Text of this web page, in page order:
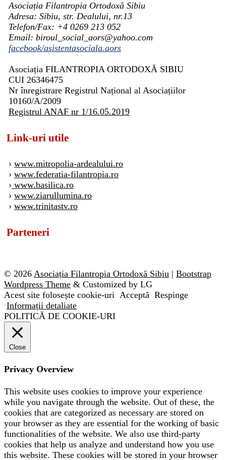
Asociația Filantropia Ortodoxă Sibiu
Adresa: Sibiu, str. Dealului, nr.13
Telefon/Fax: +4 0269 213 052
Email: biroul_social_aors@yahoo.com
facebook/asistentasociala.aors
Asociația FILANTROPIA ORTODOXĂ SIBIU
CUI 26346475
Nr înregistrare Registrul Național al Asociațiilor
10160/A/2009
Registrul ANAF nr 1/16.05.2019
Link-uri utile
› www.mitropolia-ardealului.ro
› www.federatia-filantropia.ro
› www.basilica.ro
› www.ziarullumina.ro
› www.trinitastv.ro
Parteneri
© 2026 Asociația Filantropia Ortodoxă Sibiu | Bootstrap
Wordpress Theme & Customized by LG
Acest site folosește cookie-uri Acceptă Respinge
Informații detaliate
POLITICĂ DE COOKIE-URI
Close
Privacy Overview
This website uses cookies to improve your experience
while you navigate through the website. Out of these, the
cookies that are categorized as necessary are stored on
your browser as they are essential for the working of basic
functionalities of the website. We also use third-party
cookies that help us analyze and understand how you use
this website. These cookies will be stored in your browser